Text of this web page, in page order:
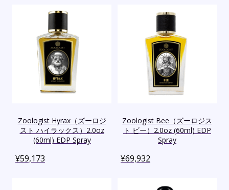
Zoologist Hyrax（ズーロジ
スト ハイラックス）2.0oz
(60ml) EDP Spray
¥59,173
Zoologist Bee（ズーロジス
ト ビー）2.0oz (60ml) EDP
Spray
¥69,932